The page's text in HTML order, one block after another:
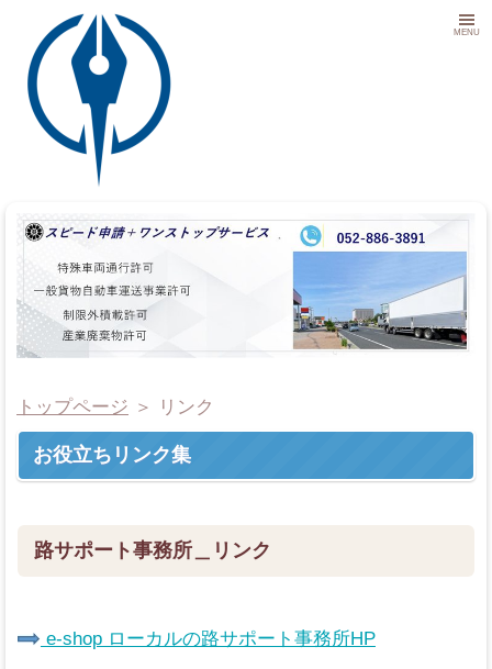
MENU
事務所概要
トップページ ＞ リンク
お役立ちリンク集
路サポート事務所＿リンク
e-shop ローカルの路サポート事務所HP